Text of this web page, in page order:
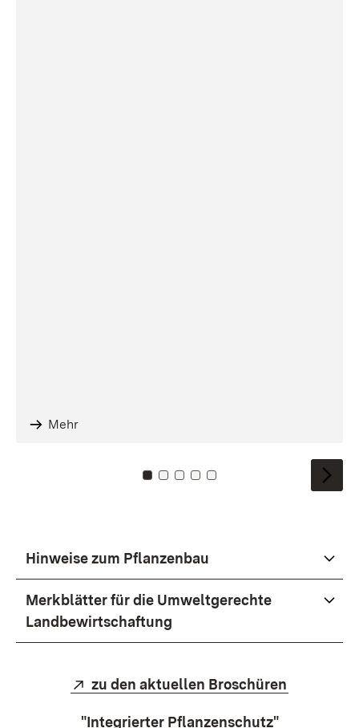
Mehr
Zu Kachel: 0
Zu Kachel: 1
Zu Kachel: 2
Zu Kachel: 3
Zu Kachel: 4
Hinweise zum Pflanzenbau
Merkblätter für die Umweltgerechte
Landbewirtschaftung
Extern:
zu den aktuellen Broschüren
"Integrierter Pflanzenschutz"